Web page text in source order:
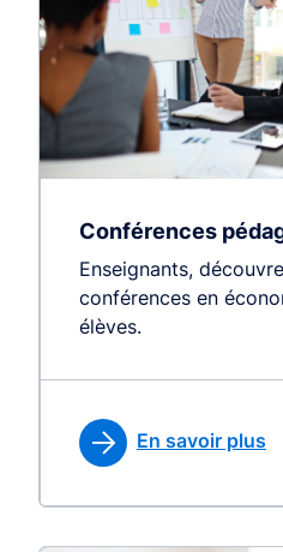
Conférences
Enseignants,
conférences en
élèves.
En savoir plus